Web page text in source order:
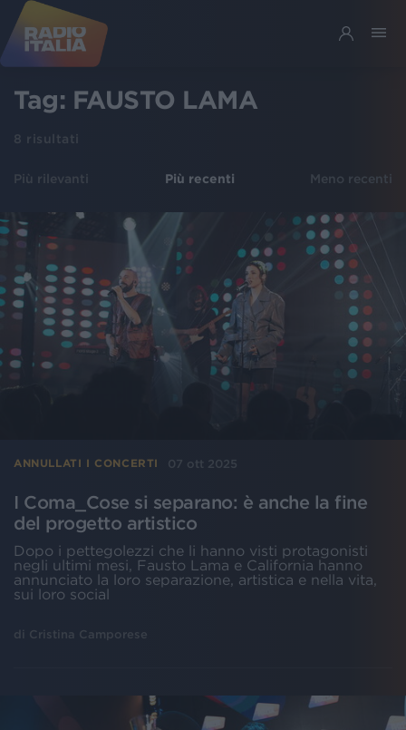
Tag: FAUSTO LAMA
8 risultati
Più rilevanti Più recenti Meno recenti
ANNULLATI I CONCERTI 07 ott 2025
I Coma_Cose si separano: è anche la fine
del progetto artistico
Dopo i pettegolezzi che li hanno visti protagonisti
negli ultimi mesi, Fausto Lama e California hanno
annunciato la loro separazione, artistica e nella vita,
sui loro social
di Cristina Camporese